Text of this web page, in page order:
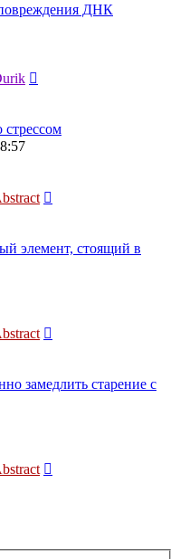
ДНК
стрессом
элемент, стоящий в
замедлить старение с